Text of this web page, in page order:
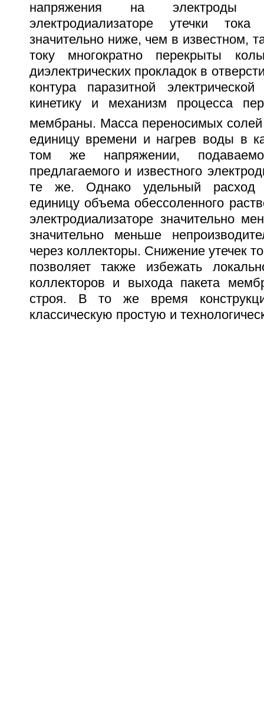
напряжения на электроды
электродиализаторе утечки
значительно ниже, чем в известном,
току многократно перекрыты
диэлектрических прокладок в
контура паразитной
кинетику и механизм процесса
мембраны. Масса переносимых
единицу времени и нагрев воды в
том же напряжении,
предлагаемого и известного
те же. Однако удельный расход
единицу объема обессоленного
электродиализаторе значительно
значительно меньше
через коллекторы. Снижение утечек
позволяет также избежать
коллекторов и выхода пакета
строя. В то же время
классическую простую и